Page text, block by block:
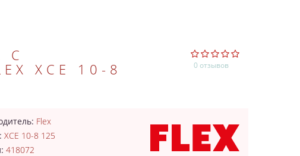
С
XCE 10-8
0 отзывов
Flex
XCE 10-8 125
418072